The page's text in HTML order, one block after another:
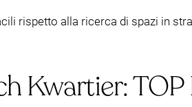
rispetto alla ricerca di spazi in
Kwartier: